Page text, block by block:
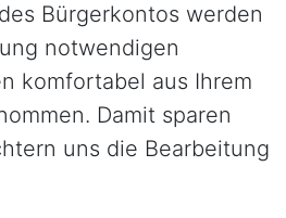
Bürgerkontos werden
notwendigen
komfortabel aus Ihrem
Damit sparen
uns die Bearbeitung